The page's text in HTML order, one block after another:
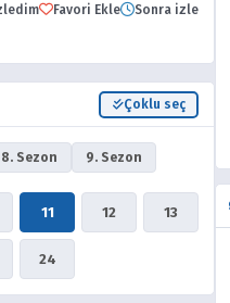
Favori Ekle Sonra izle
Çoklu seç
8. Sezon 9. Sezon
11 12 13
24